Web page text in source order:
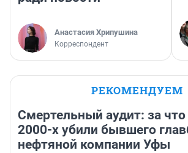
Анастасия Хрипушина
Корреспондент
РЕКОМЕНДУЕМ
Смертельный аудит: за что
2000-х убили бывшего
нефтяной компании Уфы